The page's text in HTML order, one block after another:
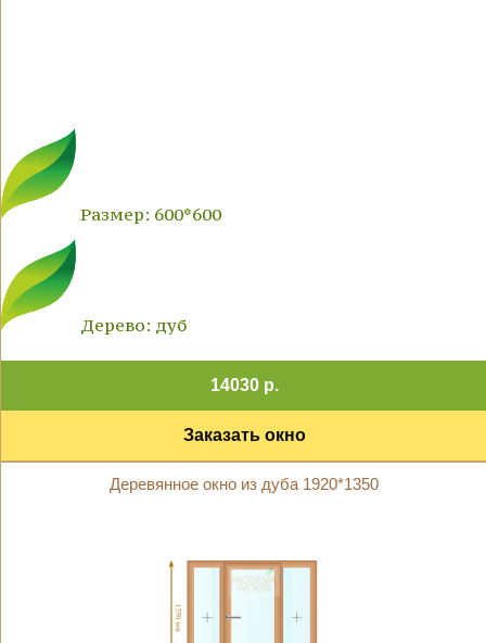
Размер: 600*600
Дерево: дуб
14030 р.
Заказать окно
Деревянное окно из дуба 1920*1350